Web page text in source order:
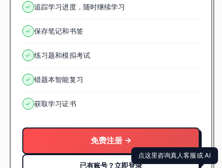
✓ 追踪学习进度，随时继续学习
✓ 保存笔记和书签
✓ 练习题和模拟考试
✓ 错题本智能复习
✓ 获取学习证书
免费注册 →
已有账号？立即登录
点这里咨询真人客服或 AI